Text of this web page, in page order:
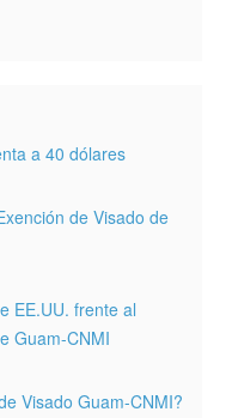
a 40 dólares
de Visado de
EE.UU. frente al
Guam-CNMI
Visado Guam-CNMI?